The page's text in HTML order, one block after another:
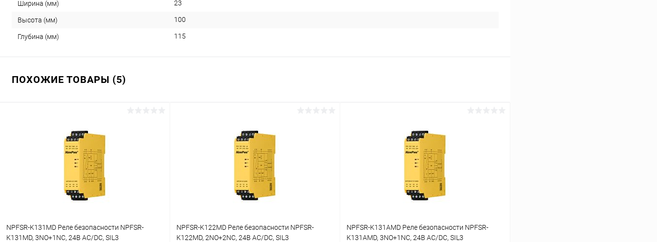
Ширина (мм) 23
Высота (мм) 100
Глубина (мм) 115
ПОХОЖИЕ ТОВАРЫ (5)
NPFSR-K131MD Реле безопасности NPFSR-
K131MD, 3NO+1NC, 24В AC/DC, SIL3
NPFSR-K122MD Реле безопасности NPFSR-
K122MD, 2NO+2NC, 24В AC/DC, SIL3
NPFSR-K131AMD Реле безопасности NPFSR-
K131AMD, 3NO+1NC, 24В AC/DC, SIL3